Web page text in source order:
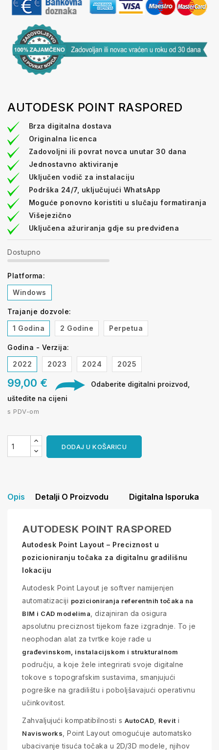
AUTODESK POINT RASPORED
Brza digitalna dostava
Originalna licenca
Zadovoljni ili povrat novca unutar 30 dana
Jednostavno aktiviranje
Uključen vodič za instalaciju
Podrška 24/7, uključujući WhatsApp
Moguće ponovno koristiti u slučaju formatiranja
Višejezično
Uključena ažuriranja gdje su predviđena
Dostupno
Platforma:
Windows
Trajanje dozvole:
1 Godina
2 Godine Perpetua
Godina - Verzija:
2022
2023 2024 2025
99,00 €
Odaberite digitalni proizvod,
uštedite na cijeni
s PDV-om
DODAJ U KOŠARICU
Opis Detalji O Proizvodu Digitalna Isporuka
AUTODESK POINT RASPORED
Autodesk Point Layout – Preciznost u
pozicioniranju točaka za digitalnu gradilišnu
lokaciju
Autodesk Point Layout je softver namijenjen
automatizaciji pozicioniranja referentnih točaka na
BIM i CAD modelima , dizajniran da osigura
apsolutnu preciznost tijekom faze izgradnje. To je
neophodan alat za tvrtke koje rade u
građevinskom, instalacijskom i strukturalnom
području, a koje žele integrirati svoje digitalne
tokove s topografskim sustavima, smanjujući
pogreške na gradilištu i poboljšavajući operativnu
učinkovitost.
Zahvaljujući kompatibilnosti s AutoCAD Revit i
Navisworks , Point Layout omogućuje automatsko
ubacivanje tisuća točaka u 2D/3D modele, njihov